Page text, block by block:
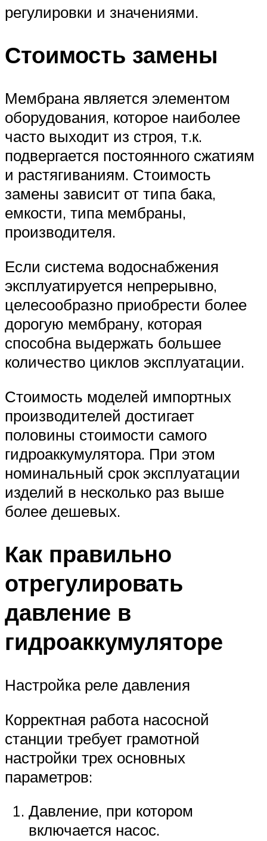
регулировки и значениями.
Стоимость замены
Мембрана является элементом
оборудования, которое наиболее
часто выходит из строя, т.к.
подвергается постоянного сжатиям
и растягиваниям. Стоимость
замены зависит от типа бака,
емкости, типа мембраны,
производителя.
Если система водоснабжения
эксплуатируется непрерывно,
целесообразно приобрести более
дорогую мембрану, которая
способна выдержать большее
количество циклов эксплуатации.
Стоимость моделей импортных
производителей достигает
половины стоимости самого
гидроаккумулятора. При этом
номинальный срок эксплуатации
изделий в несколько раз выше
более дешевых.
Как правильно
отрегулировать
давление в
гидроаккумуляторе
Настройка реле давления
Корректная работа насосной
станции требует грамотной
настройки трех основных
параметров:
Давление, при котором
включается насос.